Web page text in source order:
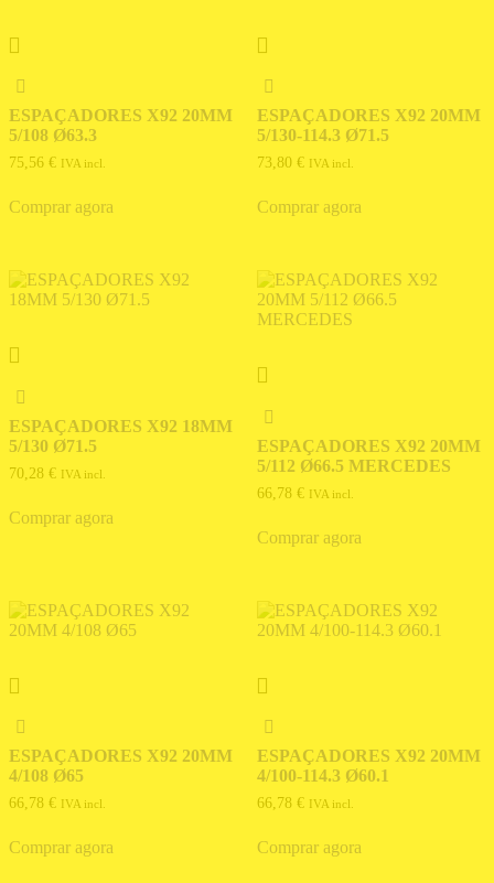
ESPAÇADORES X92 20MM
5/108 Ø63.3
75,56 € IVA incl.
Comprar agora
ESPAÇADORES X92 20MM
5/130-114.3 Ø71.5
73,80 € IVA incl.
Comprar agora
ESPAÇADORES X92 18MM
5/130 Ø71.5
70,28 € IVA incl.
Comprar agora
ESPAÇADORES X92 20MM
5/112 Ø66.5 MERCEDES
66,78 € IVA incl.
Comprar agora
ESPAÇADORES X92 20MM
4/108 Ø65
66,78 € IVA incl.
Comprar agora
ESPAÇADORES X92 20MM
4/100-114.3 Ø60.1
66,78 € IVA incl.
Comprar agora